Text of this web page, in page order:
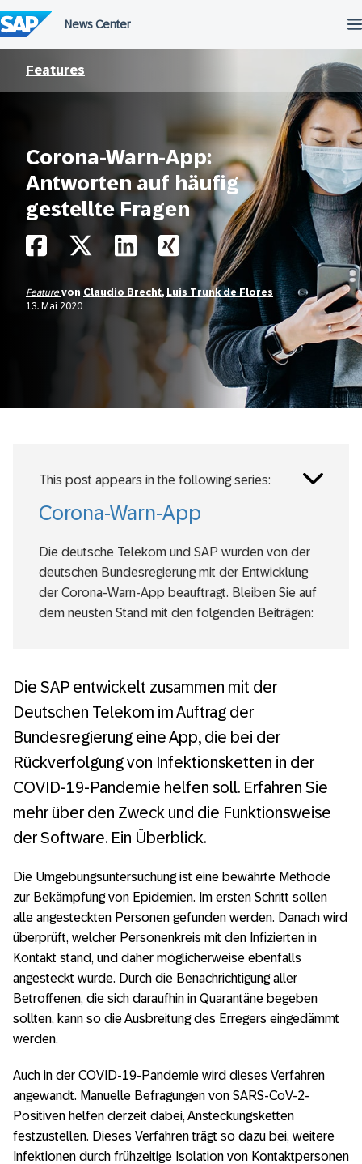
Features
Corona-Warn-App:
Antworten auf häufig
gestellte Fragen
Featurevon Claudio Brecht, Luis Trunk de Flores
13. Mai 2020
This post appears in the following series:
Corona-Warn-App
Die deutsche Telekom und SAP wurden von der
deutschen Bundesregierung mit der Entwicklung
der Corona-Warn-App beauftragt. Bleiben Sie auf
dem neusten Stand mit den folgenden Beiträgen:
Toggle
EU-Corona-Gateway: Wir sind live!
In die Mangel genommen: Corona-Warn-
App besteht Sicherheitstest souverän
Corona-Warn-App-Entwicklung: „Bug-Fixing“
mit Sorgfalt
Corona-Warn-App – Wo stehen wir nach
In knapp 50 Tagen programmiert: Telekom
und SAP veröffentlichen Corona-Warn-App
Die populärsten Irrtümer zur Corona-Warn-
App
Corona-Warn-App Entwicklung: „Wir
befinden uns in der heißen Phase“
Warum es sich lohnt, die Corona-Warn-App
zu installieren
Corona-Warn-App: Demokratie und
Digitalisierung brauchen einander
Die SAP entwickelt zusammen mit der
Deutschen Telekom im Auftrag der
Bundesregierung eine App, die bei der
Rückverfolgung von Infektionsketten in der
COVID-19-Pandemie helfen soll. Erfahren Sie
mehr über den Zweck und die Funktionsweise
der Software. Ein Überblick.
Die Umgebungsuntersuchung ist eine bewährte Methode
zur Bekämpfung von Epidemien. Im ersten Schritt sollen
alle angesteckten Personen gefunden werden. Danach wird
überprüft, welcher Personenkreis mit den Infizierten in
Kontakt stand, und daher möglicherweise ebenfalls
angesteckt wurde. Durch die Benachrichtigung aller
Betroffenen, die sich daraufhin in Quarantäne begeben
sollten, kann so die Ausbreitung des Erregers eingedämmt
werden.
Auch in der COVID-19-Pandemie wird dieses Verfahren
angewandt. Manuelle Befragungen von SARS-CoV-2-
Positiven helfen derzeit dabei, Ansteckungsketten
festzustellen. Dieses Verfahren trägt so dazu bei, weitere
Infektionen durch frühzeitige Isolation von Kontaktpersonen